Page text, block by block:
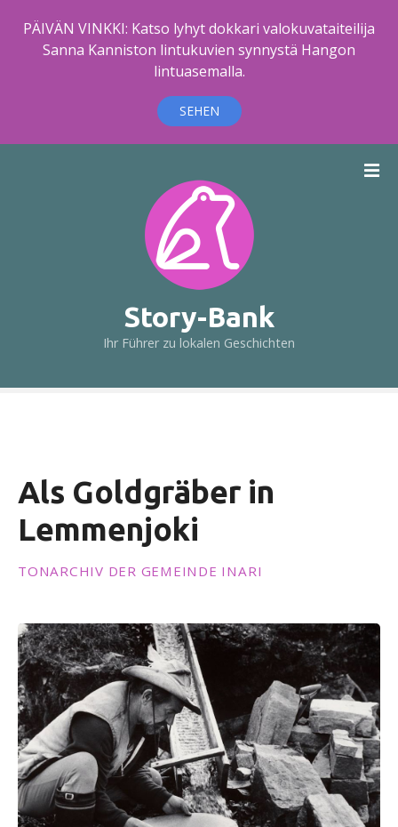
PÄIVÄN VINKKI: Katso lyhyt dokkari valokuvataiteilija
Sanna Kanniston lintukuvien synnystä Hangon
lintuasemalla.
SEHEN
r
Story-Bank
Ihr Führer zu lokalen Geschichten
Als Goldgräber in
Lemmenjoki
TONARCHIV DER GEMEINDE INARI